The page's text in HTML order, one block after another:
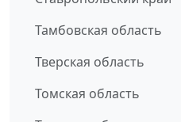
Тамбовская область
Тверская область
Томская область